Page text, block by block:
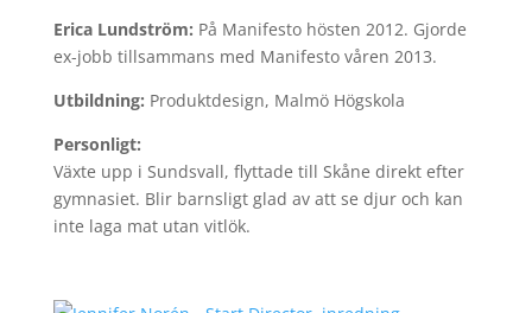
Erica Lundström: På Manifesto hösten 2012. Gjorde
ex-jobb tillsammans med Manifesto våren 2013.
Utbildning: Produktdesign, Malmö Högskola
Personligt:
Växte upp i Sundsvall, flyttade till Skåne direkt efter
gymnasiet. Blir barnsligt glad av att se djur och kan
inte laga mat utan vitlök.